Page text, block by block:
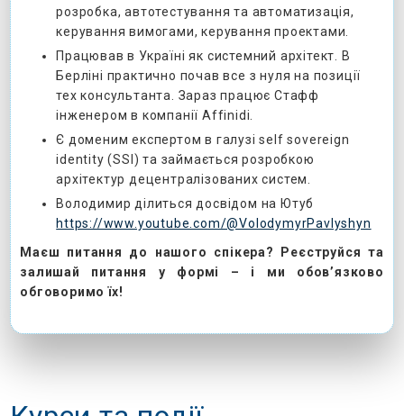
розробка, автотестування та автоматизація,
керування вимогами, керування проектами.
Працював в Україні як системний архітект. В
Берліні практично почав все з нуля на позиції
тех консультанта. Зараз працює Стафф
інженером в компанії Affinidi.
Є доменим експертом в галузі self sovereign
identity (SSI) та займається розробкою
архітектур децентралізованих систем.
Володимир ділиться досвідом на Ютуб
https://www.youtube.com/@VolodymyrPavlyshyn
Маєш питання до нашого спікера? Реєструйся та
залишай питання у формі – і ми обов’язково
обговоримо їх!